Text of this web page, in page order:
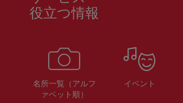
役立つ情報
名所一覧（アルフ
ァベット順）
イベント